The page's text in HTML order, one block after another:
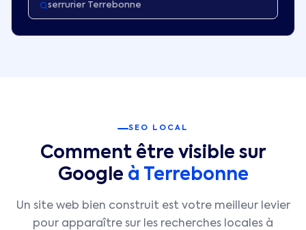
serrurier Terrebonne
SEO LOCAL
Comment être visible sur
Google à Terrebonne
Un site web bien construit est votre meilleur levier
pour apparaître sur les recherches locales à